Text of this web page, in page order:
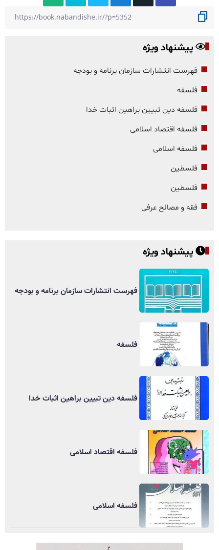
پیشنهاد ویژه
فهرست انتشارات سازمان برنامه و بودجه
فلسفه
فلسفه دین تبیین براهین اثبات خدا
فلسفه اقتصاد اسلامی
فلسفه اسلامی
فلسطین
فلسطین
فقه و مصالح عرفی
پیشنهاد ویژه
فهرست انتشارات سازمان برنامه و بودجه
فلسفه
فلسفه دین تبیین براهین اثبات خدا
فلسفه اقتصاد اسلامی
فلسفه اسلامی